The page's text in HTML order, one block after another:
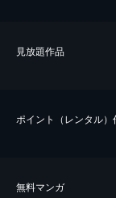
⾒放題作品
ポイント（レンタル）
無料マンガ